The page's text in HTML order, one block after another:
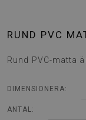
RUND PVC
Rund PVC-matta
DIMENSIONERA:
ANTAL: